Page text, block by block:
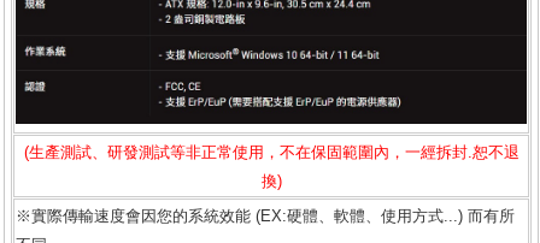
(生產測試、研發測試等非正常使用，不在保固範圍內，一經拆封.恕不退
換)
※實際傳輸速度會因您的系統效能 (EX:硬體、軟體、使用方式...) 而有所